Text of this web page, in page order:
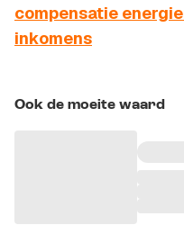
compensatie
inkomens
Ook de moeite waard